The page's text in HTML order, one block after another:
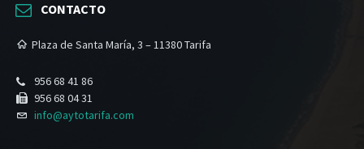
CONTACTO
Plaza de Santa María, 3 – 11380 Tarifa
956 68 41 86
956 68 04 31
info@aytotarifa.com